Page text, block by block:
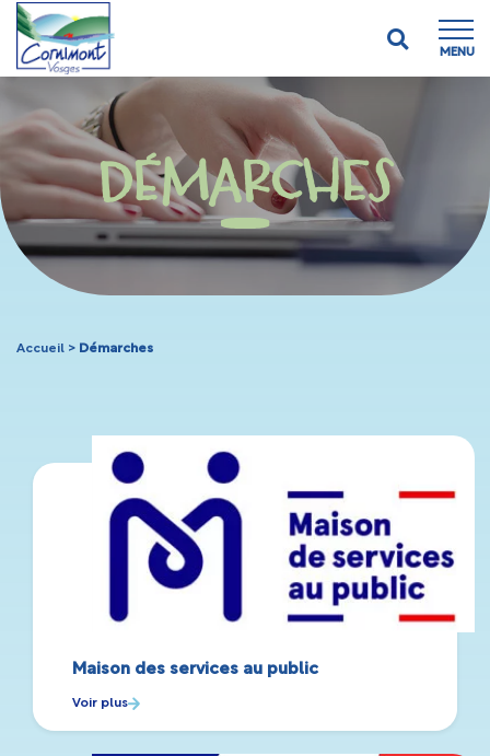
MENU
DÉMARCHES
Accueil > Démarches
Maison des services au public
Voir plus